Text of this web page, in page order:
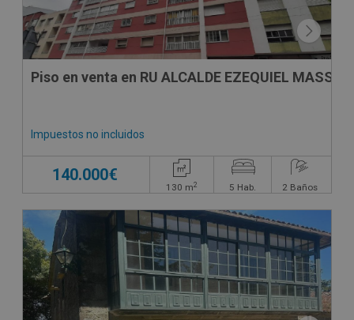
Piso en venta en RU ALCALDE EZEQUIEL
Impuestos no incluidos
140.000€
130 m2 5 Hab. 2 Baños